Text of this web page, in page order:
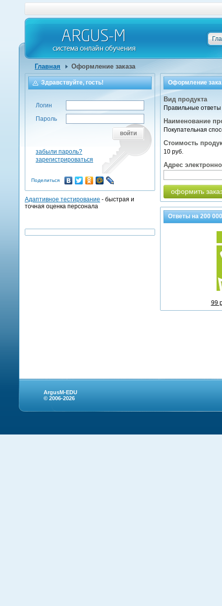
Главная Оформление заказа
Оформление
Вид продукта
Правильные ответы
Наименование
Покупательная
Стоимость
10 руб.
Адрес
оформить
Ответы на200 000
99
Здравствуйте, гость!
Логин
Пароль
войти
забыли пароль?
зарегистрироваться
Поделиться
Адаптивное тестирование - быстрая и
точная оценка персонала
ArgusM-EDU
© 2006-2026